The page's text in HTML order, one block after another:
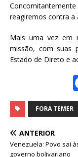
reagiremos contra a
Mais uma vez em
missão, com suas
Estado de Direto e
FORA TEMER
ANTERIOR
Venezuela: Povo sai
governo bolivariano